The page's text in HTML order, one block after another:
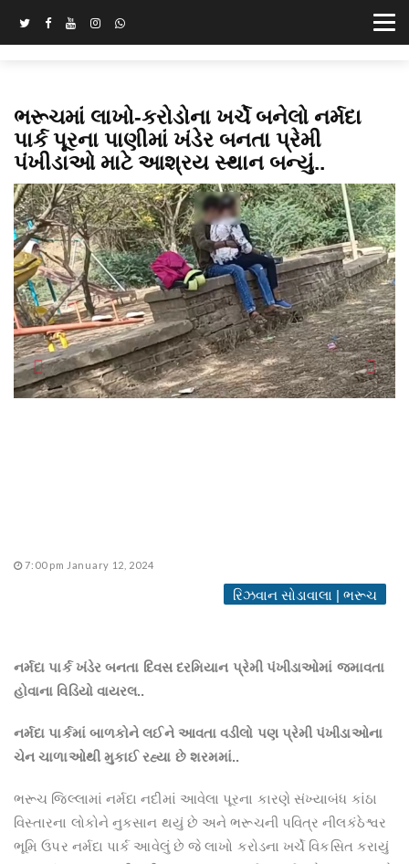
ભરૂચમાં લાખો-કરોડોના ખર્ચે બનેલો નર્મદા
પાર્ક પૂરના પાણીમાં ખંડેર બનતા પ્રેમી
પંખીડાઓ માટે આશ્રય સ્થાન બન્યું..
Previous Next
7:00 pm January 12, 2024
રિઝવાન સોડાવાલા | ભરૂચ
નર્મદા પાર્ક ખંડેર બનતા દિવસ દરમિયાન પ્રેમી પંખીડાઓમાં જમાવતા
હોવાના વિડિયો વાયરલ..
નર્મદા પાર્કમાં બાળકોને લઈને આવતા વડીલો પણ પ્રેમી પંખીડાઓના
ચેન ચાળાઓથી મુકાઈ રહ્યા છે શરમમાં..
ભરૂચ જિલ્લામાં નર્મદા નદીમાં આવેલા પૂરના કારણે સંખ્યાબંધ કાંઠા
વિસ્તારના લોકોને નુકસાન થયું છે અને ભરૂચની પવિત્ર નીલકંઠેશ્વર
ભૂમિ ઉપર નર્મદા પાર્ક આવેલું છે જે લાખો કરોડના ખર્ચે વિકસિત કરાયું